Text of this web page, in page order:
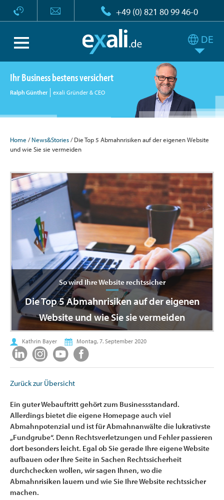
+49 (0) 821 80 99 46-0
Ihr Business bestens versichert
Ralph Günther exali Gründer & CEO
Home /News&Stories/ Die Top 5 Abmahnrisiken auf der eigenen Website
und wie Sie sie vermeiden
So wird Ihre Website rechtssicher
Die Top 5 Abmahnrisiken auf der eigenen
Website und wie Sie sie vermeiden
Kathrin Bayer Montag, 7. September 2020
Zurück zur Übersicht
Ein guter Webauftritt gehört zum Businessstandard.
Allerdings bietet die eigene Homepage auch viel
Abmahnpotenzial und ist für Abmahnanwälte die lukrativste
„Fundgrube“. Denn Rechtsverletzungen und Fehler passieren
dort besonders leicht. Egal ob Sie gerade Ihre eigene Website
aufbauen oder Ihre Seite in Sachen Rechtssicherheit
durchchecken wollen, wir sagen Ihnen, wo die
Abmahnrisiken lauern und wie Sie Ihre Website rechtssicher
machen.